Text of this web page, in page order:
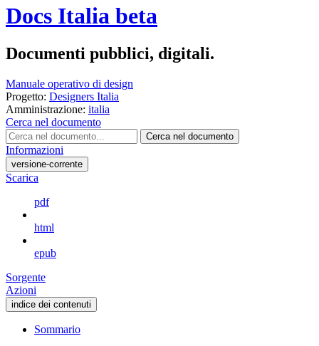
Docs Italia beta
Documenti pubblici, digitali.
Manuale operativo di design
Progetto: Designers Italia
Amministrazione: italia
Cerca nel documento
Cerca nel documento
Informazioni
versione-corrente
Scarica
pdf
html
epub
Sorgente
Azioni
indice dei contenuti
Sommario